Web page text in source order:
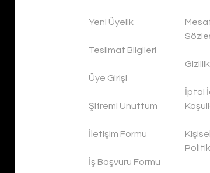
Yeni Üyelik
Teslimat Bilgileri
Üye Girişi
Şifremi Unuttum
İletişim Formu
İş Başvuru Formu
İptal